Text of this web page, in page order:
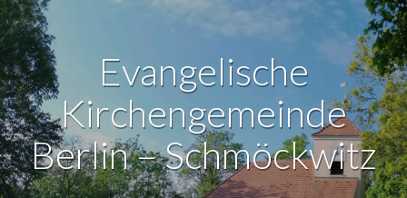
Evangelische
Kirchengemeinde
Berlin – Schmöckwitz